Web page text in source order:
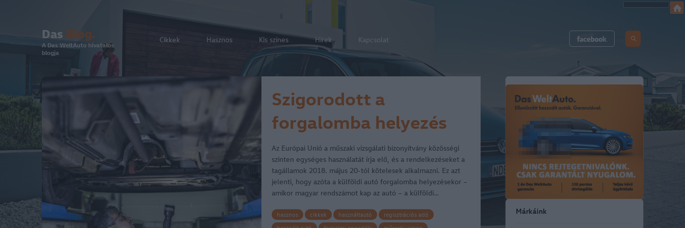
Das Blog.
A Das WeltAuto hivatalos
blogja
Cikkek Hasznos Kis színes Hírek Kapcsolat
Szigorodott a
forgalomba helyezés
Az Európai Unió a műszaki vizsgálati bizonyítvány közösségi
szinten egységes használatát írja elő, és a rendelkezéseket a
tagállamok 2018. május 20-tól kötelesek alkalmazni. Ez azt
jelenti, hogy azóta a külföldi autó forgalomba helyezésekor –
amikor magyar rendszámot kap az autó – a külföldi…
hasznos cikkek használtautó
regisztrációs adó
Márkáink